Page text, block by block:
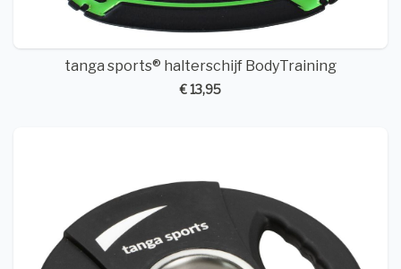
tanga sports® halterschijf BodyTraining
€ 13,95